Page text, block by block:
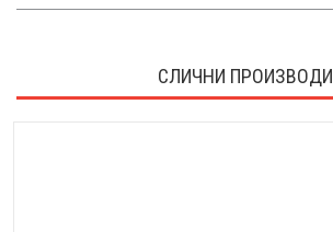
СЛИЧНИ ПРОИЗВОДИ